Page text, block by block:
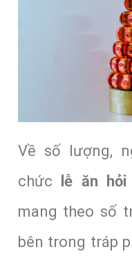
Về số lượng,
chức
lễ ăn hỏi
mang theo số
bên trong tráp